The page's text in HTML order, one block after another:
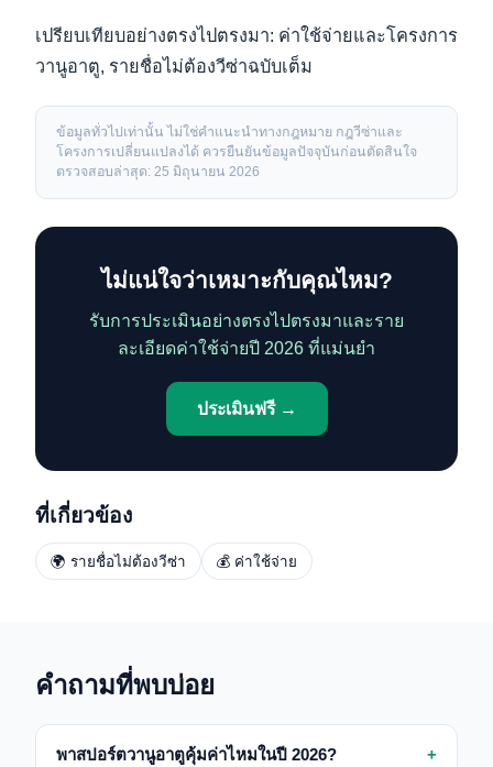
เปรียบเทียบอย่างตรงไปตรงมา: ค่าใช้จ่ายและโครงการ
วานูอาตู, รายชื่อไม่ต้องวีซ่าฉบับเต็ม
ข้อมูลทั่วไปเท่านั้น ไม่ใช่คำแนะนำทางกฎหมาย กฎวีซ่าและ
โครงการเปลี่ยนแปลงได้ ควรยืนยันข้อมูลปัจจุบันก่อนตัดสินใจ
ตรวจสอบล่าสุด: 25 มิถุนายน 2026
ไม่แน่ใจว่าเหมาะกับคุณไหม?
รับการประเมินอย่างตรงไปตรงมาและราย
ละเอียดค่าใช้จ่ายปี 2026 ที่แม่นยำ
ประเมินฟรี →
ที่เกี่ยวข้อง
🌍 รายชื่อไม่ต้องวีซ่า 💰 ค่าใช้จ่าย
คำถามที่พบบ่อย
พาสปอร์ตวานูอาตูคุ้มค่าไหมในปี 2026?